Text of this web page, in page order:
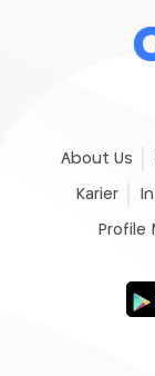
About Us
Karier
Profile